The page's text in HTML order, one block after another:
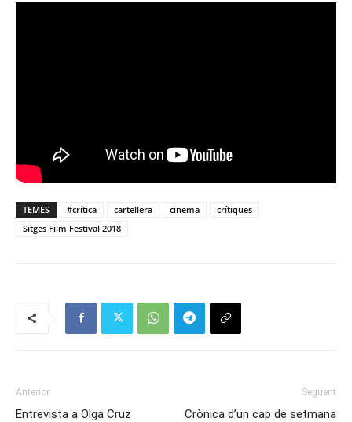
TEMES #crítica cartellera cinema
crítiques
Sitges Film Festival 2018
Anterior
Entrevista a Olga Cruz
Següent
Crònica d’un cap de setmana